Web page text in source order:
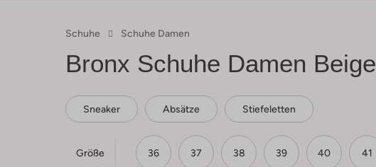
Schuhe Schuhe Damen
Bronx Schuhe Damen Beige
Sneaker Absätze Stiefeletten
Größe 36 37 38 39 40 41